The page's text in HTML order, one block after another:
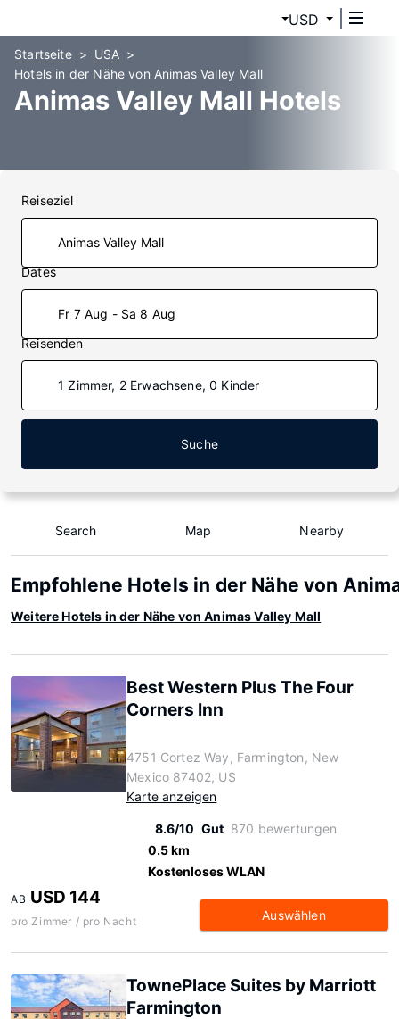
USD
Startseite
USA
Hotels in der Nähe von Animas Valley Mall
Animas Valley Mall Hotels
Reiseziel
Dates
Fr 7 Aug - Sa 8 Aug
Reisenden
1 Zimmer, 2 Erwachsene, 0 Kinder
Suche
Search Map Nearby
Empfohlene Hotels in der Nähe von
Weitere Hotels in der Nähe von Animas Valley Mall
Best Western Plus The Four
Corners Inn
4751 Cortez Way, Farmington, New
Mexico 87402, US
Karte anzeigen
8.6/10 Gut 870 bewertungen
0.5 km
Kostenloses WLAN
AB USD 144
pro Zimmer / pro Nacht Auswählen
TownePlace Suites by Marriott
Farmington